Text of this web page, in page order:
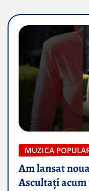
MUZICA
Am lansat
Ascultați acum